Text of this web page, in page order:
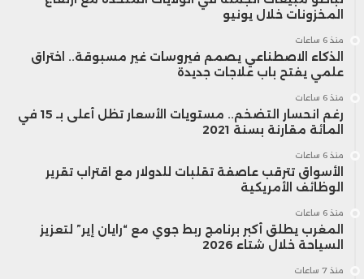
المخزونات خلال يونيو
منذ 6 ساعات
الذكاء الاصطناعي يصمم فيروسات غير مسبوقة.. اختراق
علمي يفتح باب علاجات جديدة
منذ 6 ساعات
رغم انحسار التضخم.. مستويات الأسعار تظل أعلى بـ 15 في
المائة مقارنة بسنة 2021
منذ 6 ساعات
الأسواق تترقب عاصفة تقلبات للدولار مع اقتراب تقرير
الوظائف الأمريكية
منذ 6 ساعات
المغرب يطلق أكبر برنامج ربط جوي مع “رايان إير” لتعزيز
السياحة خلال شتاء 2026
منذ 7 ساعات